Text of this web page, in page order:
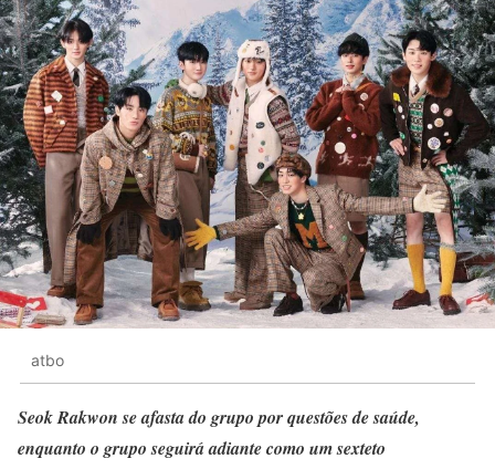
atbo
Seok Rakwon se afasta do grupo por questões de saúde,
enquanto o grupo seguirá adiante como um sexteto